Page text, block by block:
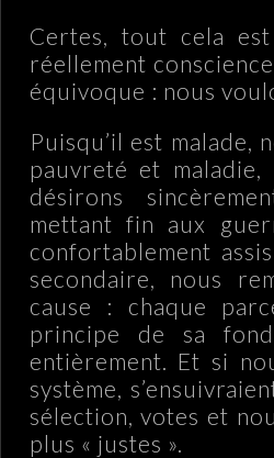
Certes, tout cela
réellement
équivoque : nous
Puisqu’il est
pauvreté et
désirons
mettant fin aux
confortablement
secondaire, nous
cause : chaque
principe de sa
entièrement. Et si
système,
sélection, votes et
plus « justes ».